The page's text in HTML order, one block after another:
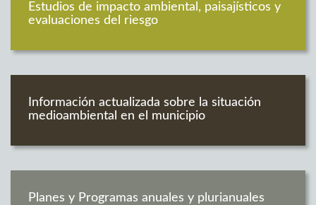
Estudios de impacto ambiental, paisajísticos y
evaluaciones del riesgo
Información actualizada sobre la situación
medioambiental en el municipio
Planes y Programas anuales y plurianuales